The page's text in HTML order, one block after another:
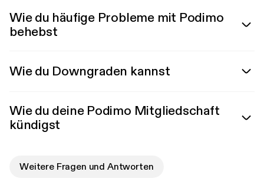
Wie du häufige Probleme mit Podimo
behebst
Wie du Downgraden kannst
Wie du deine Podimo Mitgliedschaft
kündigst
Weitere Fragen und Antworten